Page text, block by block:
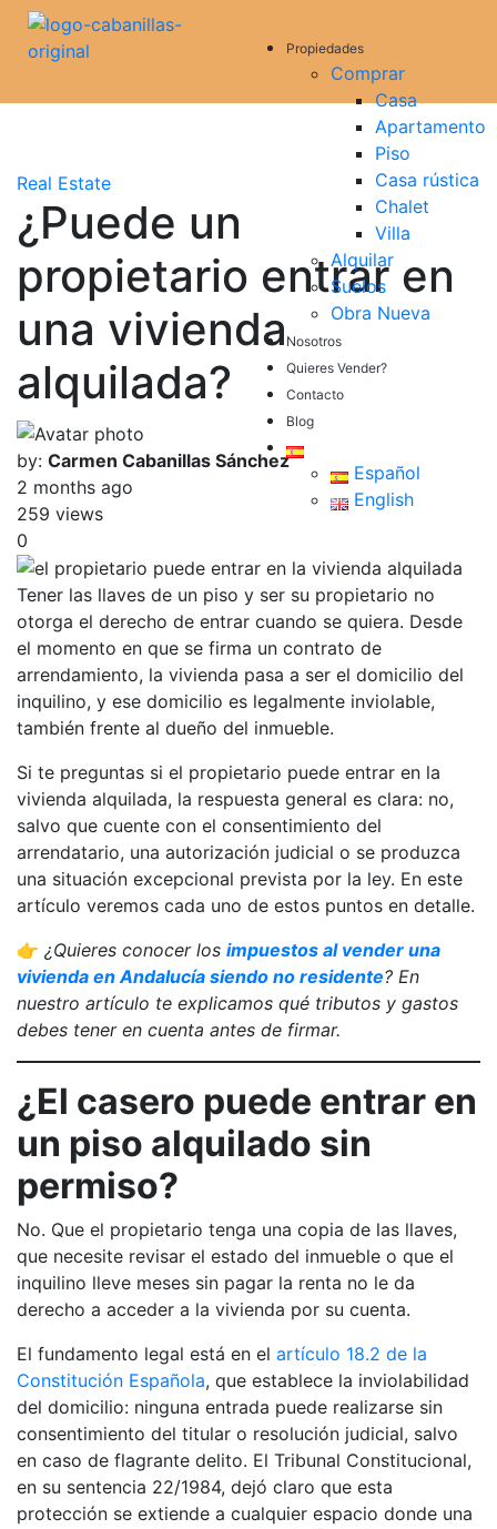
Propiedades
Comprar
Casa
Apartamento
Piso
Casa rústica
Chalet
Villa
Alquilar
Suelos
Obra Nueva
Nosotros
Quieres Vender?
Contacto
Blog
Español
English
Real Estate
¿Puede un
propietario entrar en
una vivienda
alquilada?
by: Carmen Cabanillas Sánchez
2 months ago
259 views
0
Tener las llaves de un piso y ser su propietario no
otorga el derecho de entrar cuando se quiera. Desde
el momento en que se firma un contrato de
arrendamiento, la vivienda pasa a ser el domicilio del
inquilino, y ese domicilio es legalmente inviolable,
también frente al dueño del inmueble.
Si te preguntas si el propietario puede entrar en la
vivienda alquilada, la respuesta general es clara: no,
salvo que cuente con el consentimiento del
arrendatario, una autorización judicial o se produzca
una situación excepcional prevista por la ley. En este
artículo veremos cada uno de estos puntos en detalle.
👉 ¿Quieres conocer los impuestos al vender una
vivienda en Andalucía siendo no residente? En
nuestro artículo te explicamos qué tributos y gastos
debes tener en cuenta antes de firmar.
¿El casero puede entrar en
un piso alquilado sin
permiso?
No. Que el propietario tenga una copia de las llaves,
que necesite revisar el estado del inmueble o que el
inquilino lleve meses sin pagar la renta no le da
derecho a acceder a la vivienda por su cuenta.
El fundamento legal está en el artículo 18.2 de la
Constitución Española, que establece la inviolabilidad
del domicilio: ninguna entrada puede realizarse sin
consentimiento del titular o resolución judicial, salvo
en caso de flagrante delito. El Tribunal Constitucional,
en su sentencia 22/1984, dejó claro que esta
protección se extiende a cualquier espacio donde una